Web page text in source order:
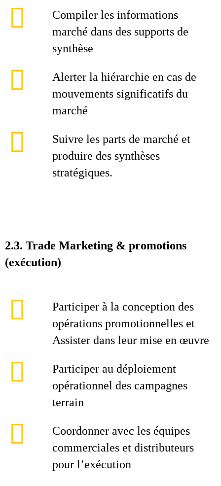
Compiler les informations
marché dans des supports de
synthèse
Alerter la hiérarchie en cas de
mouvements significatifs du
marché
Suivre les parts de marché et
produire des synthèses
stratégiques.
2.3. Trade Marketing & promotions
(exécution)
Participer à la conception des
opérations promotionnelles et
Assister dans leur mise en œuvre
Participer au déploiement
opérationnel des campagnes
terrain
Coordonner avec les équipes
commerciales et distributeurs
pour l’exécution